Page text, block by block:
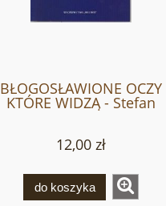
BŁOGOSŁAWIONE OCZY
KTÓRE WIDZĄ - Stefan
Kardynał Wyszyński
12,00 zł
do koszyka